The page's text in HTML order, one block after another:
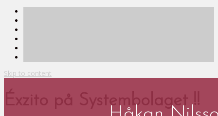
Skip to content
Éxzito på Systembolaget !!